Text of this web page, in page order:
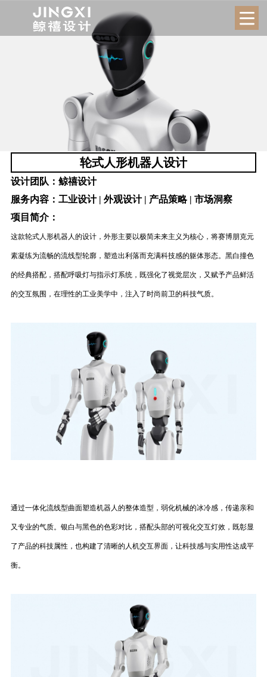
轮式人形机器人设计
设计团队： 鲸禧设计
服务内容： 工业设计 | 外观设计 | 产品策略 | 市场洞察
项目简介：
这款轮式人形机器人的设计，外形主要以极简未来主义为核心，将赛博朋克元
素凝练为流畅的流线型轮廓，塑造出利落而充满科技感的躯体形态。黑白撞色
的经典搭配，搭配呼吸灯与指示灯系统，既强化了视觉层次，又赋予产品鲜活
的交互氛围，在理性的工业美学中，注入了时尚前卫的科技气质。
通过一体化流线型曲面塑造机器人的整体造型，弱化机械的冰冷感，传递亲和
又专业的气质。银白与黑色的色彩对比，搭配头部的可视化交互灯效，既彰显
了产品的科技属性，也构建了清晰的人机交互界面，让科技感与实用性达成平
衡。